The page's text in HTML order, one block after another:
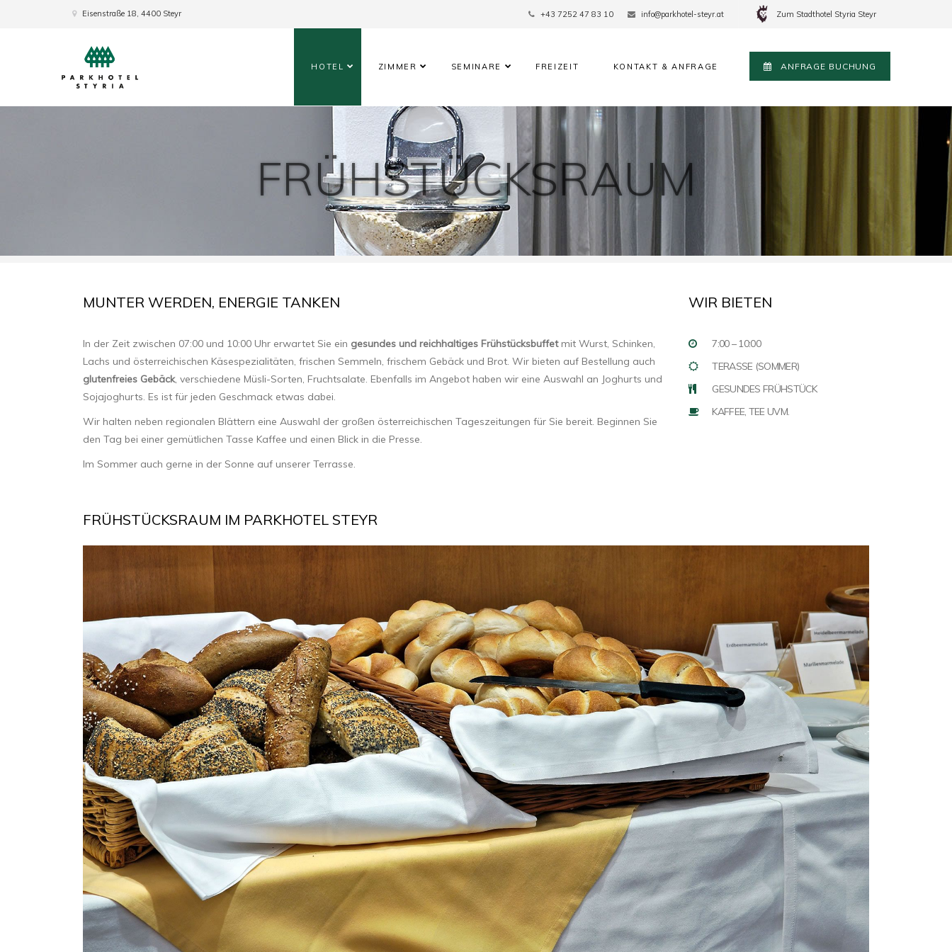
Eisenstraße 18, 4400 Steyr +43 7252 47 83 10 info@parkhotel-steyr.at Zum Stadthotel Styria Steyr
HOTEL ZIMMER SEMINARE FREIZEIT KONTAKT & ANFRAGE ANFRAGE BUCHUNG
FRÜHSTÜCKSRAUM
MUNTER WERDEN, ENERGIE TANKEN
In der Zeit zwischen 07:00 und 10:00 Uhr erwartet Sie ein gesundes und reichhaltiges Frühstücksbuffetmit Wurst, Schinken,
Lachs und österreichischen Käsespezialitäten, frischen Semmeln, frischem Gebäck und Brot. Wir bieten auf Bestellung auch
glutenfreies Gebäck, verschiedene Müsli-Sorten, Fruchtsalate. Ebenfalls im Angebot haben wir eine Auswahl an Joghurts und
Sojajoghurts. Es ist für jeden Geschmack etwas dabei.
Wir halten neben regionalen Blättern eine Auswahl der großen österreichischen Tageszeitungen für Sie bereit. Beginnen Sie
den Tag bei einer gemütlichen Tasse Kaffee und einen Blick in die Presse.
Im Sommer auch gerne in der Sonne auf unserer Terrasse.
WIR BIETEN
7:00 – 10:00
TERASSE (SOMMER)
GESUNDES FRÜHSTÜCK
KAFFEE, TEE UVM.
FRÜHSTÜCKSRAUM IM PARKHOTEL STEYR